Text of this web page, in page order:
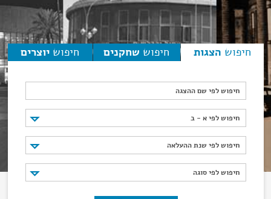
חיפוש הצגות חיפוש שחקנים חיפוש יוצרים
חיפוש לפי שם ההצגה
חיפוש לפי א - ב
חיפוש לפי א - ב
חיפוש לפי שנת ההעלאה
חיפוש לפי שנת ההעלאה
חיפוש לפי סוגה
חיפוש לפי סוגה